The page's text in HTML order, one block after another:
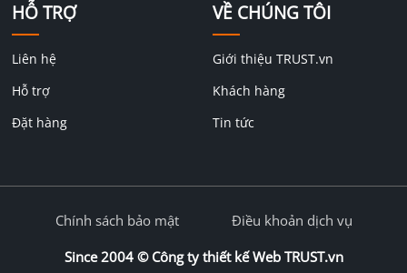
HỖ TRỢ
Liên hệ
Hỗ trợ
Đặt hàng
VỀ CHÚNG TÔI
Giới thiệu TRUST.vn
Khách hàng
Tin tức
Since 2004 © Công ty thiết kế Web TRUST.vn
Chính sách bảo mật Điều khoản dịch vụ